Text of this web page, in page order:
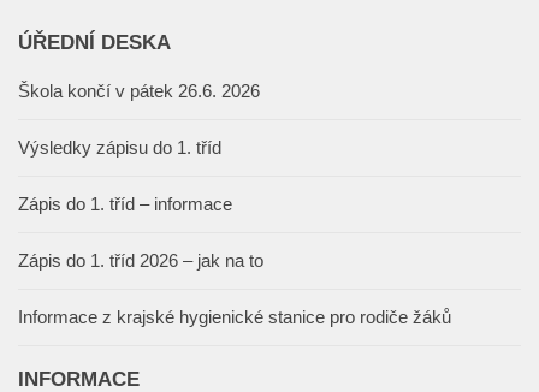
ÚŘEDNÍ DESKA
Škola končí v pátek 26.6. 2026
Výsledky zápisu do 1. tříd
Zápis do 1. tříd – informace
Zápis do 1. tříd 2026 – jak na to
Informace z krajské hygienické stanice pro rodiče žáků
INFORMACE